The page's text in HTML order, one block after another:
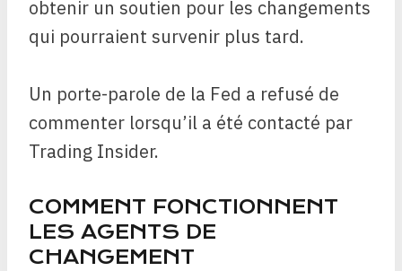
obtenir un soutien pour les changements
qui pourraient survenir plus tard.
Un porte-parole de la Fed a refusé de
commenter lorsqu’il a été contacté par
Trading Insider.
COMMENT FONCTIONNENT
LES AGENTS DE
CHANGEMENT